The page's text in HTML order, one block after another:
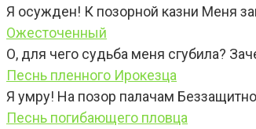
Я осужден! К позорной казни Меня
Ожесточенный
О, для чего судьба меня сгубила?
Песнь пленного Ирокезца
Я умру! На позор палачам
Песнь погибающего пловца